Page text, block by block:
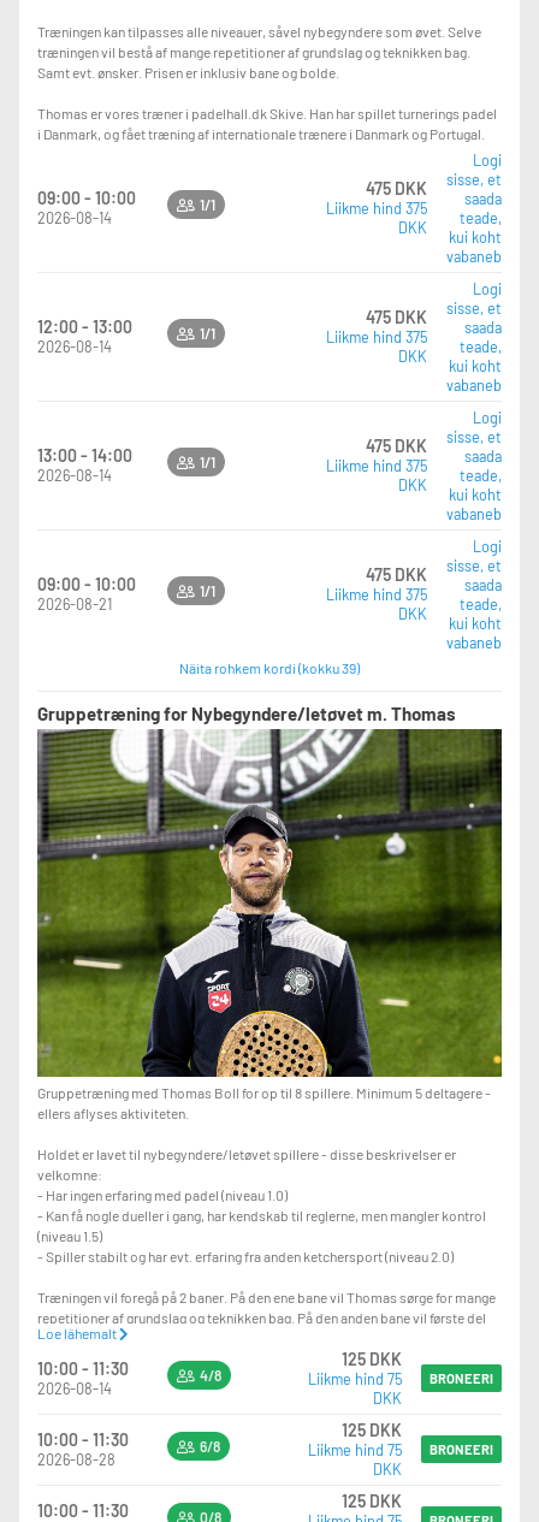
Træningen kan tilpasses alle niveauer, såvel nybegyndere som øvet. Selve
træningen vil bestå af mange repetitioner af grundslag og teknikken bag.
Samt evt. ønsker. Prisen er inklusiv bane og bolde.
Thomas er vores træner i padelhall.dk Skive. Han har spillet turnerings padel
i Danmark, og fået træning af internationale trænere i Danmark og Portugal.
09:00 - 10:00
2026-08-14
1/1
475 DKK
Liikme hind 375
DKK
Logi
sisse, et
saada
teade,
kui koht
vabaneb
12:00 - 13:00
2026-08-14
1/1
475 DKK
Liikme hind 375
DKK
Logi
sisse, et
saada
teade,
kui koht
vabaneb
13:00 - 14:00
2026-08-14
1/1
475 DKK
Liikme hind 375
DKK
Logi
sisse, et
saada
teade,
kui koht
vabaneb
09:00 - 10:00
2026-08-21
1/1
475 DKK
Liikme hind 375
DKK
Logi
sisse, et
saada
teade,
kui koht
vabaneb
Näita rohkem kordi (kokku 39)
Gruppetræning for Nybegyndere/letøvet m. Thomas
Gruppetræning med Thomas Boll for op til 8 spillere. Minimum 5 deltagere -
ellers aflyses aktiviteten.
Holdet er lavet til nybegyndere/letøvet spillere - disse beskrivelser er
velkomne:
- Har ingen erfaring med padel (niveau 1.0)
- Kan få nogle dueller i gang, har kendskab til reglerne, men mangler kontrol
(niveau 1.5)
- Spiller stabilt og har evt. erfaring fra anden ketchersport (niveau 2.0)
Træningen vil foregå på 2 baner. På den ene bane vil Thomas sørge for mange
repetitioner af grundslag og teknikken bag. På den anden bane vil første del
bestå af øvelser Thomas igangsætter. Derudover vil en del af træningen
bestå af kamp/kamp relaterede øvelser.
Fokus punktet til den pågældende træning varierer fra uge til uge.
Vi glæder os til at se jer på holdet.
Loe lähemalt
10:00 - 11:30
2026-08-14
4/8
125 DKK
Liikme hind 75
DKK
BRONEERI
10:00 - 11:30
2026-08-28
6/8
125 DKK
Liikme hind 75
DKK
BRONEERI
10:00 - 11:30 0/8
125 DKK